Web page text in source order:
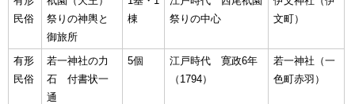
民俗
祭りの神輿と
御旅所
棟
祭りの中心
文町）
有形
民俗
若一神社の力
石 付書状一
通
5個
江戸時代 寛政6年
（1794）
若一神社（一
色町赤羽）